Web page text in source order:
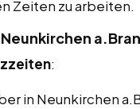
Zeiten zu arbeiten.
:
in Neunkirchen